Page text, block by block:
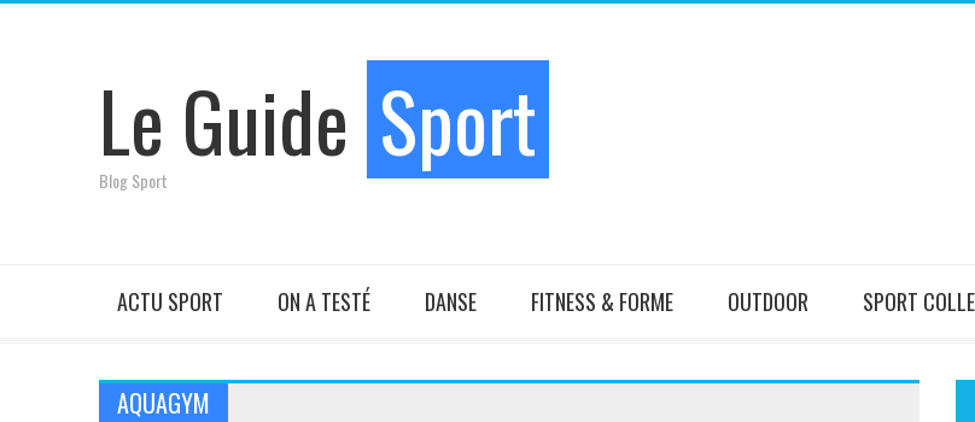
Le Guide Sport
Blog Sport
ACTU SPORT ON A TESTÉ DANSE FITNESS & FORME OUTDOOR SPORT
AQUAGYM